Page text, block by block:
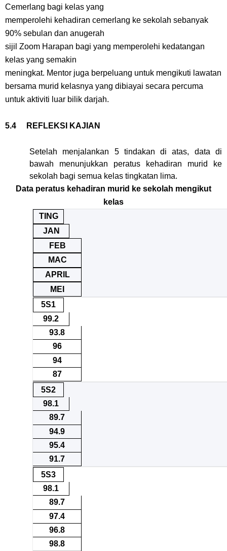
Cemerlang bagi kelas yang
memperolehi kehadiran cemerlang ke sekolah sebanyak
90% sebulan dan anugerah
sijil Zoom Harapan bagi yang memperolehi kedatangan
kelas yang semakin
meningkat. Mentor juga berpeluang untuk mengikuti lawatan
bersama murid kelasnya yang dibiayai secara percuma
untuk aktiviti luar bilik darjah.
5.4 REFLEKSI KAJIAN
Setelah menjalankan 5 tindakan di atas, data di
bawah menunjukkan peratus kehadiran murid ke
sekolah bagi semua kelas tingkatan lima.
Data peratus kehadiran murid ke sekolah mengikut
kelas
TING
JAN
FEB
MAC
APRIL
MEI
5S1
99.2
93.8
96
94
87
5S2
98.1
89.7
94.9
95.4
91.7
5S3
98.1
89.7
97.4
96.8
98.8